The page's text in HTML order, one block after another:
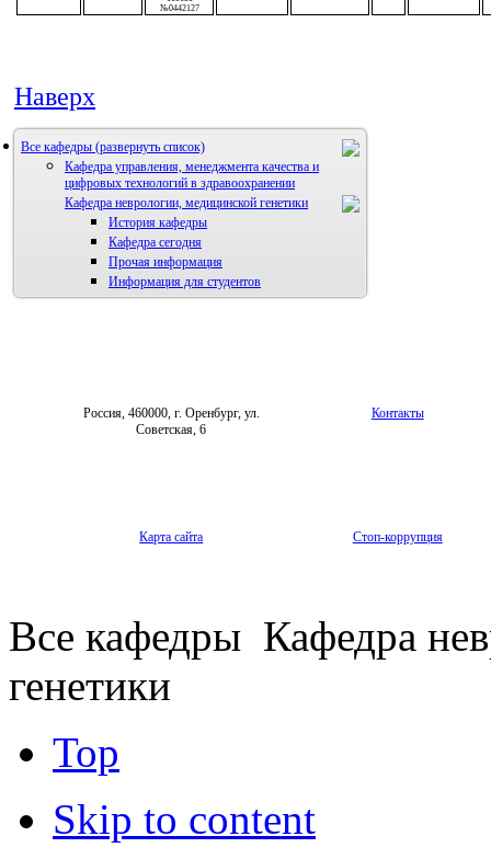
№0442127
Наверх
Все кафедры
Кафедра управления, менеджмента качества и
цифровых технологий в здравоохранении
Кафедра неврологии, медицинской генетики
История кафедры
Кафедра сегодня
Прочая информация
Информация для студентов
Россия, 460000, г. Оренбург, ул.
Советская, 6
Контакты
Карта сайта Стоп-коррупция
Все кафедры Кафедра
генетики
Top
Skip to content